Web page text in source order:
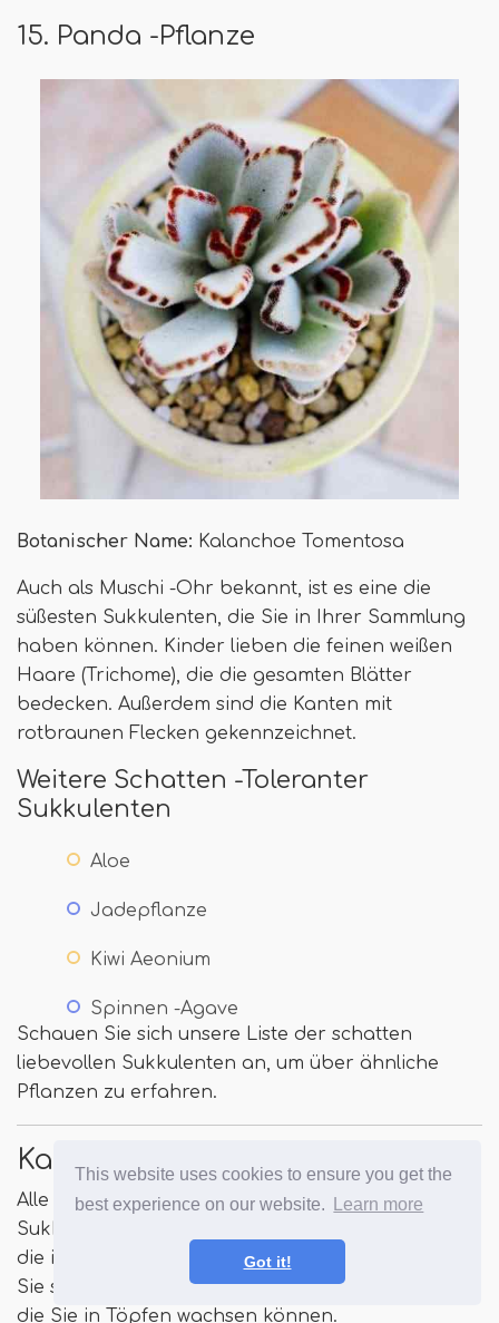
This website uses cookies to ensure you get the
best experience on our website.
Learn more
Got it!
15. Panda -Pflanze
Botanischer Name: Kalanchoe Tomentosa
Auch als Muschi -Ohr bekannt, ist es eine die
süßesten Sukkulenten, die Sie in Ihrer Sammlung
haben können. Kinder lieben die feinen weißen
Haare (Trichome), die die gesamten Blätter
bedecken. Außerdem sind die Kanten mit
rotbraunen Flecken gekennzeichnet.
Weitere Schatten -Toleranter
Sukkulenten
Aloe
Jadepflanze
Kiwi Aeonium
Spinnen -Agave
Schauen Sie sich unsere Liste der schatten
liebevollen Sukkulenten an, um über ähnliche
Pflanzen zu erfahren.
Kakte Sukkulenten
Alle Kakteen sind Sukkulenten, aber alle
Sukkulenten sind keine Kakteen. Die Sukkulenten,
die in die Kategorie der Kakteen fallen. Schauen
Sie sich diese Liste einiger der besten Kakteen an,
die Sie in Töpfen wachsen können.